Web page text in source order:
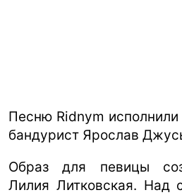
Песню Ridnym
бандурист Ярослав
Образ для певицы
Лилия Литковская. Над